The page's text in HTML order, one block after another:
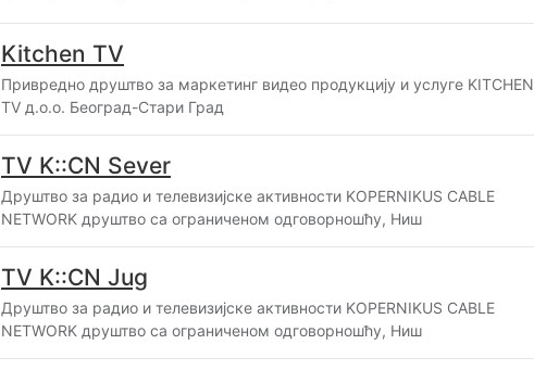
Kitchen TV
Привредно друштво за маркетинг видео продукцију и услуге KITCHEN
TV д.о.о. Београд-Стари Град
TV K::CN Sever
Друштво за радио и телевизијске активности KOPERNIKUS CABLE
NETWORK друштво са ограниченом одговорношћу, Ниш
TV K::CN Jug
Друштво за радио и телевизијске активности KOPERNIKUS CABLE
NETWORK друштво са ограниченом одговорношћу, Ниш